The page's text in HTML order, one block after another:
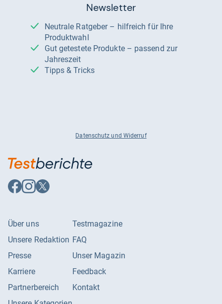
Newsletter
Neutrale Ratgeber – hilfreich für Ihre
Produktwahl
Gut getestete Produkte – passend zur
Jahreszeit
Tipps & Tricks
Datenschutz und Widerruf
Auf
Facebook
Auf
Instagram
Auf
X
Über uns
Unsere Redaktion
Presse
Karriere
Partnerbereich
Testmagazine
FAQ
Unser Magazin
Feedback
Kontakt